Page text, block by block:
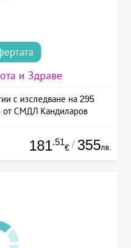
и Здраве
с изследване на 295
от СМДЛ Кандиларов
181.51
€ / 355лв.